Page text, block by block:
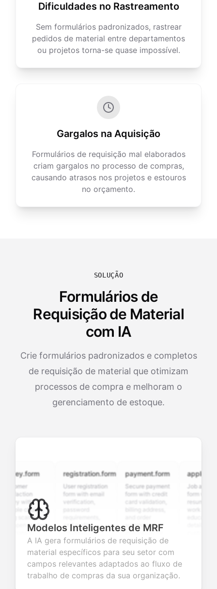
Dificuldades no Rastreamento
Sem formulários padronizados, rastrear
pedidos de material entre departamentos
ou projetos torna-se quase impossível.
Gargalos na Aquisição
Formulários de requisição mal elaborados
criam gargalos no processo de compras,
causando atrasos nos projetos e estouros
no orçamento.
SOLUÇÃO
Formulários de
Requisição de Material
com IA
Crie formulários padronizados e completos
de requisição de material que otimizam
processos de compra e melhoram o
gerenciamento de estoque.
with
choice,
ended
valuable
products or
registration.form
User registration
form with email
verification,
and profile
information
fields for
seamless
account
creation.
payment.form
Secure payment
form with credit
card validation,
summary
integration for
smooth e-
transactions.
Job application
form with
resume upload,
candidate
Modelos Inteligentes de MRF
A IA gera formulários de requisição de
material específicos para seu setor com
campos relevantes adaptados ao fluxo de
trabalho de compras da sua organização.